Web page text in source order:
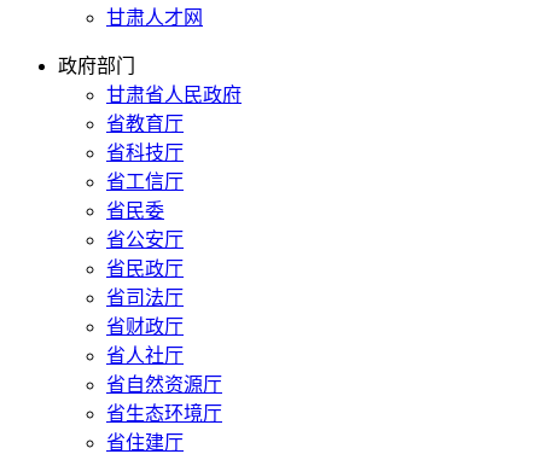
甘肃人才网
政府部门
甘肃省人民政府
省教育厅
省科技厅
省工信厅
省民委
省公安厅
省民政厅
省司法厅
省财政厅
省人社厅
省自然资源厅
省生态环境厅
省住建厅